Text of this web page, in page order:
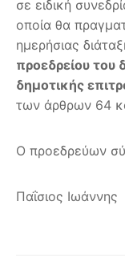
σε ειδική
οποία θα
ημερήσιας
προεδρείου του
δημοτικής
των άρθρων 64
Ο προεδρεύων
Παΐσιος Ιωάννης